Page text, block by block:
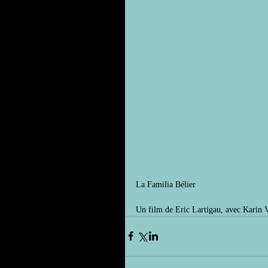
La Familia Bélier
Un film de Eric Lartigau, avec Karin